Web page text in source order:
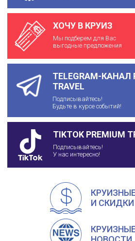
ХОЧУ В КРУИЗ
Мы подберем для Вас
выгодные предложения
TELEGRAM-КАНАЛ
TRAVEL
Подписывайтесь!
Будьте в курсе событий!
TIKTOK PREMIUM
Подписывайтесь!
У нас интересно!
И СКИДКИ